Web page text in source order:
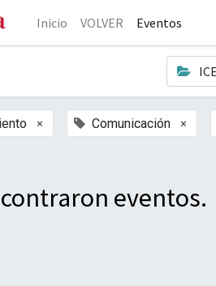
Inicio VOLVER Eventos
× Comunicación ×
eventos.